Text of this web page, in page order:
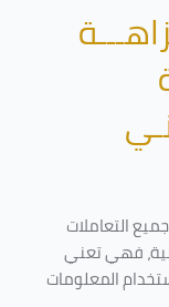
التعاملات
فهي تعني
المعلومات